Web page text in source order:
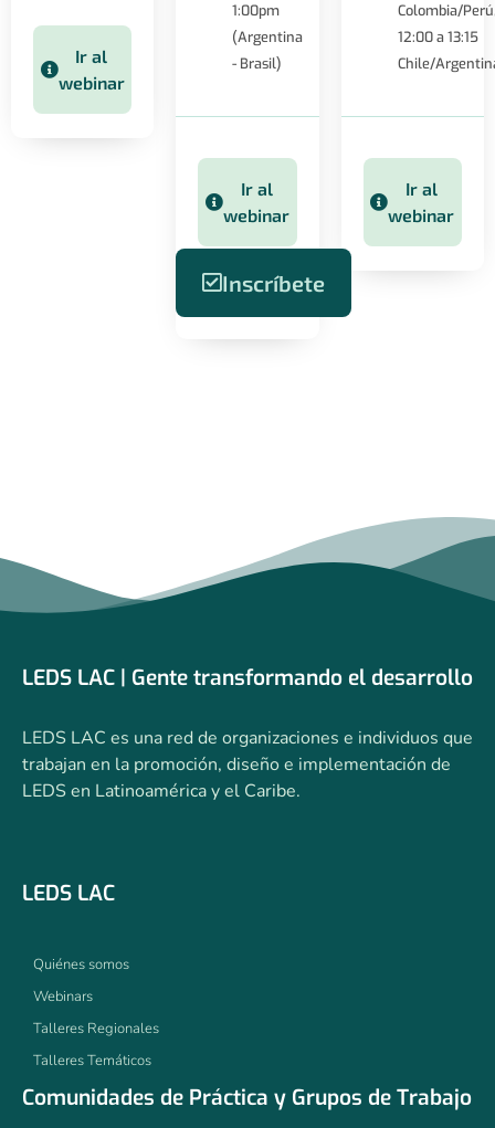
Ir al
webinar
1:00pm
(Argentina
- Brasil)
Ir al
webinar
Inscríbete
Colombia/
12:00 a 13:15
Chile/
Ir al
webinar
LEDS LAC | Gente transformando el desarrollo
LEDS LAC es una red de organizaciones e individuos que
trabajan en la promoción, diseño e implementación de
LEDS en Latinoamérica y el Caribe.
LEDS LAC
Quiénes somos
Webinars
Talleres Regionales
Talleres Temáticos
Comunidades de Práctica y Grupos de Trabajo